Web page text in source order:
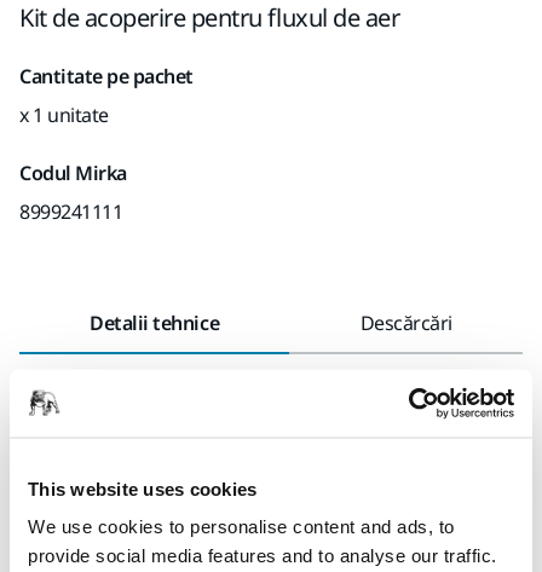
This website uses cookies
We use cookies to personalise content and ads, to
provide social media features and to analyse our traffic.
Kit de acoperire pentru fluxul de aer
Cantitate pe pachet
x 1 unitate
Codul Mirka
8999241111
Detalii tehnice Descărcări
Lungime